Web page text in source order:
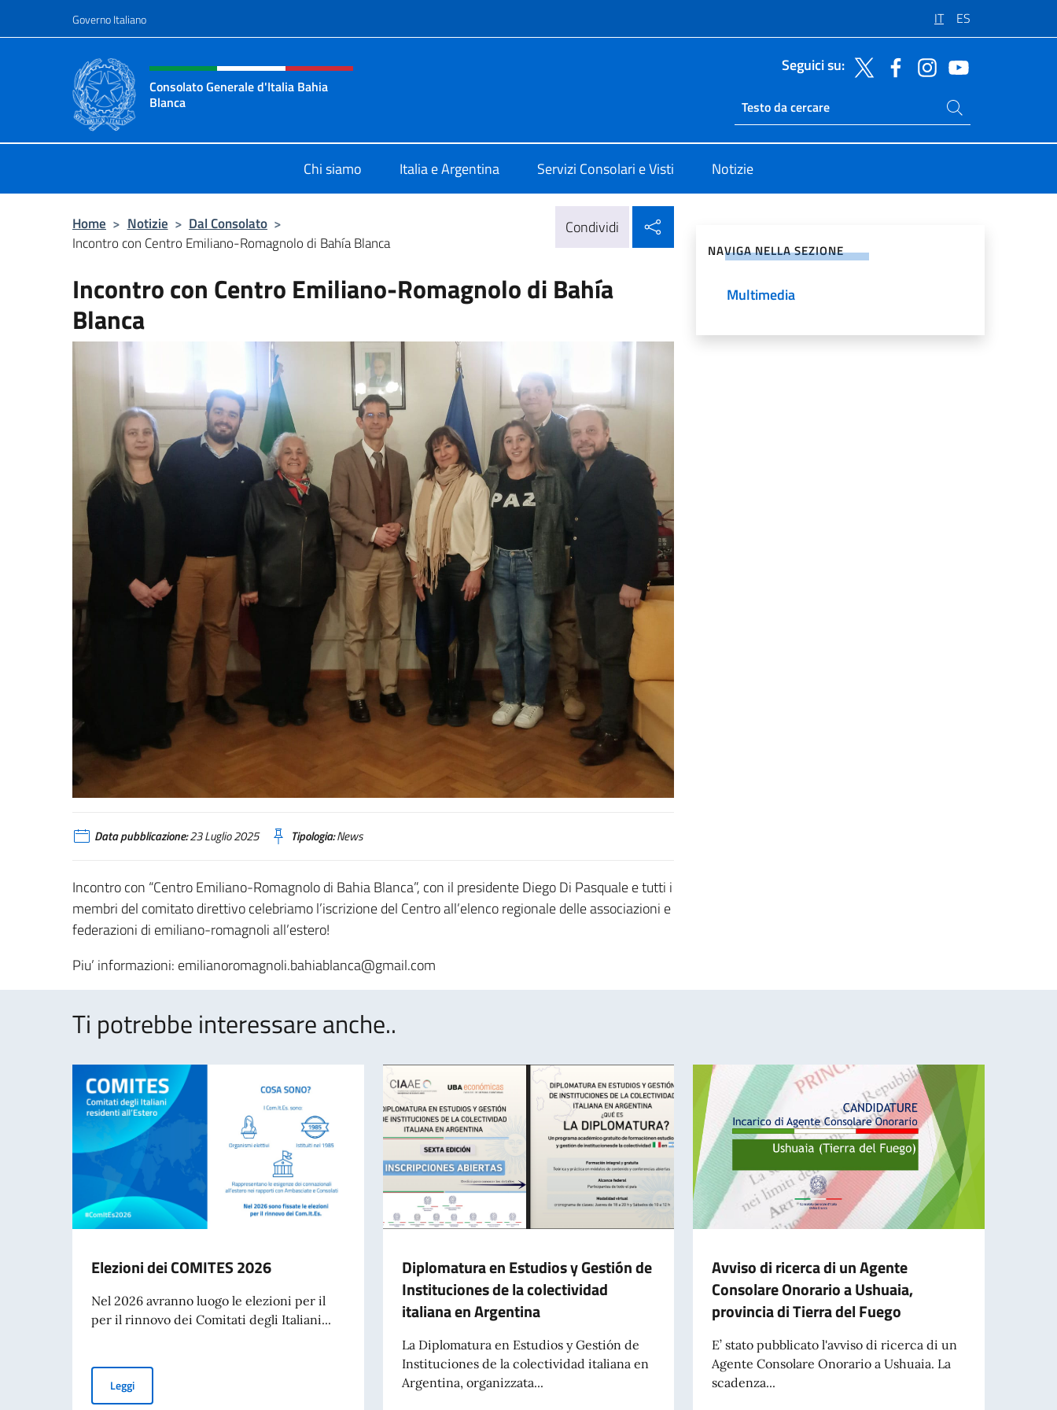
Governo Italiano IT ES
Intestazione sito, social e menù
Consolato Generale d'Italia Bahia
Blanca
Seguici su:
Ricerca sito live
Cerca nel sito
Chi siamo Italia e Argentina Servizi Consolari e Visti Notizie
Home > Notizie > Dal Consolato >
Incontro con Centro Emiliano-Romagnolo di Bahía Blanca
Condividi
Incontro con Centro Emiliano-Romagnolo di Bahía
Blanca
Data pubblicazione:23 Luglio 2025 Tipologia:News
Incontro con “Centro Emiliano-Romagnolo di Bahia Blanca”, con il presidente Diego Di Pasquale e tutti i
membri del comitato direttivo celebriamo l’iscrizione del Centro all’elenco regionale delle associazioni e
federazioni di emiliano-romagnoli all’estero!
Piu’ informazioni: emilianoromagnoli.bahiablanca@gmail.com
NAVIGA NELLA SEZIONE
Multimedia
Ti potrebbe interessare anche..
Elezioni dei COMITES 2026
Nel 2026 avranno luogo le elezioni per il
per il rinnovo dei Comitati degli Italiani...
LeggiElezioni dei COMITES 2026
Diplomatura en Estudios y Gestión de
Instituciones de la colectividad
italiana en Argentina
La Diplomatura en Estudios y Gestión de
Instituciones de la colectividad italiana en
Argentina, organizzata...
Avviso di ricerca di un Agente
Consolare Onorario a Ushuaia,
provincia di Tierra del Fuego
E’ stato pubblicato l'avviso di ricerca di un
Agente Consolare Onorario a Ushuaia. La
scadenza...